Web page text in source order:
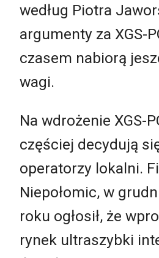
według Piotra
argumenty za XGS-
czasem nabiorą
wagi.
Na wdrożenie XGS-
częściej decydują
operatorzy lokalni.
Niepołomic, w
roku ogłosił, że
rynek ultraszybki